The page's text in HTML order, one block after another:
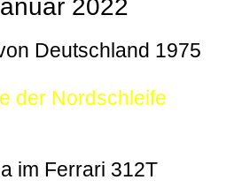
2022
Deutschland 1975
der Nordschleife
im Ferrari 312T